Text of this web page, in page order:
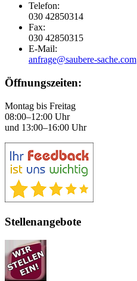
Telefon:
030 42850314
Fax:
030 42850315
E-Mail:
anfrage@saubere-sache.com
Öffnungszeiten:
Montag bis Freitag
08:00–12:00 Uhr
und 13:00–16:00 Uhr
Stellenangebote